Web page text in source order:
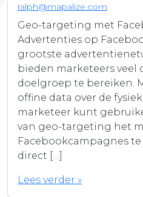
ralph@mapalize.com
Geo-targeting met
Advertenties op
grootste
bieden marketeers veel
doelgroep te bereiken.
offine data over de
marketeer kunt
van geo-targeting het
Facebookcampagnes
direct […]
Lees verder »